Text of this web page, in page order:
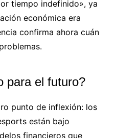
tiempo indefinido», ya
económica era
confirma ahora cuán
para el futuro?
punto de inflexión: los
están bajo
financieros que